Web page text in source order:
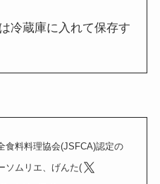
冷蔵庫に入れて保存す
食料料理協会(JSFCA)認定の
ソムリエ、げんた(